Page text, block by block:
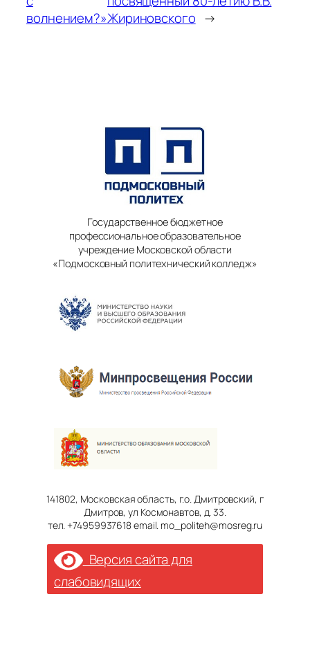
волнением?»Жириновского →
Государственное бюджетное
профессиональное образовательное
учреждение Московской области
«Подмосковный политехнический колледж»
141802, Московская область, г.о. Дмитровский, г
Дмитров, ул Космонавтов, д. 33.
тел. +74959937618 email. mo_politeh@mosreg.ru
Версия сайта для
слабовидящих